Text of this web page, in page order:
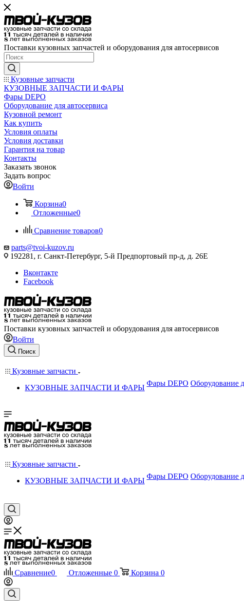
Поставки кузовных запчастей и оборудования для автосервисов
Кузовные запчасти
КУЗОВНЫЕ ЗАПЧАСТИ И ФАРЫ
Фары DEPO
Оборудование для автосервиса
Кузовной ремонт
Как купить
Условия оплаты
Условия доставки
Гарантия на товар
Контакты
Заказать звонок
Задать вопрос
Войти
Корзина0
Отложенные0
Сравнение товаров0
parts@tvoi-kuzov.ru
192281, г. Санкт-Петербург, 5-й Предпортовый пр-д, д. 26Е
Вконтакте
Facebook
Поставки кузовных запчастей и оборудования для автосервисов
Войти
Поиск
Кузовные запчасти
КУЗОВНЫЕ ЗАПЧАСТИ И ФАРЫ
Фары DEPO Оборудование
Кузовные запчасти
КУЗОВНЫЕ ЗАПЧАСТИ И ФАРЫ
Фары DEPO Оборудование
Сравнение0 Отложенные 0 Корзина 0